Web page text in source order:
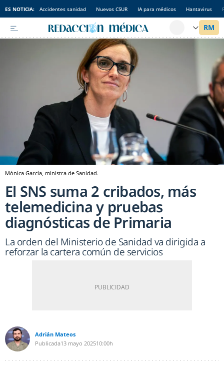
ES NOTICIA: Accidentes sanidad Nuevos CSUR IA para médicos Hantavirus
Mónica García, ministra de Sanidad.
El SNS suma 2 cribados, más
telemedicina y pruebas
diagnósticas de Primaria
La orden del Ministerio de Sanidad va dirigida a
reforzar la cartera común de servicios
Adrián Mateos
Publicada13 mayo 202510:00h